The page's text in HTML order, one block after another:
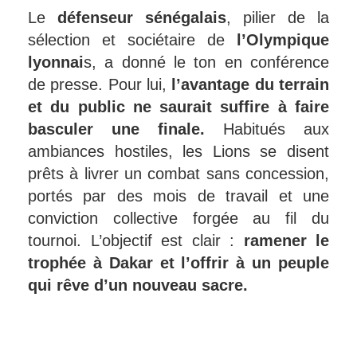
Le défenseur sénégalais, pilier de la
sélection et sociétaire de
l’Olympique
lyonnais, a donné le ton en conférence
de presse. Pour lui,
l’avantage du terrain
et du public ne saurait suffire à faire
basculer une finale. Habitués aux
ambiances hostiles, les Lions se disent
prêts à livrer un combat sans concession,
portés par des mois de travail et une
conviction collective forgée au fil du
tournoi. L’objectif est clair : ramener le
trophée à Dakar et l’offrir à un peuple
qui rêve d’un nouveau sacre.